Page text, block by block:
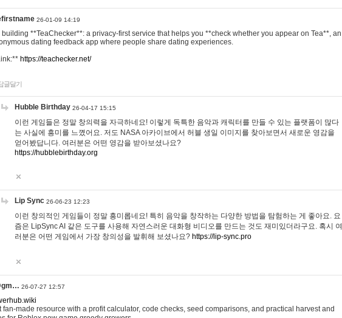
26-01-09 14:19
building **TeaChecker**: a privacy-first service that helps you **check whether you appear on Tea**, an
dating feedback app where people share dating experiences.
https://teachecker.net/
글달기
Hubble Birthday 26-04-17 15:15
이런 게임들은 정말 창의력을 자극하네요! 이렇게 독특한 음악과 캐릭터를 만들 수 있는 플랫폼이 많다
는 사실에 흥미를 느꼈어요. 저도 NASA 아카이브에서 허블 생일 이미지를 찾아보면서 새로운 영감을
얻어봤답니다. 여러분은 어떤 영감을 받아보셨나요?
https://hubblebirthday.org
Lip Sync 26-06-23 12:23
이런 창의적인 게임들이 정말 흥미롭네요! 특히 음악을 창작하는 다양한 방법을 탐험하는 게 좋아요. 요
즘은 LipSync AI 같은 도구를 사용해 자연스러운 대화형 비디오를 만드는 것도 재미있더라구요. 혹시 여
러분은 어떤 게임에서 가장 창의성을 발휘해 보셨나요? https://lip-sync.pro
26-07-27 12:57
made resource with a profit calculator, code checks, seed comparisons, and practical harvest and